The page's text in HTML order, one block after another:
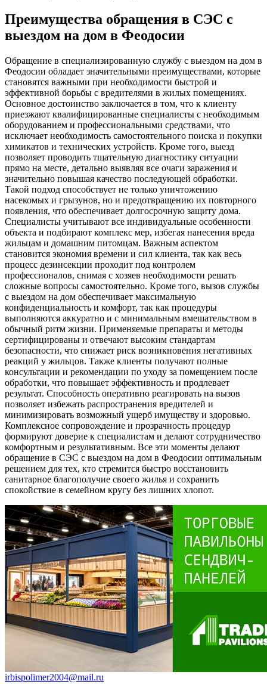
Преимущества обращения в СЭС с
выездом на дом в Феодосии
Обращение в специализированную службу с выездом на дом в
Феодосии обладает значительными преимуществами, которые
становятся важными при необходимости быстрой и
эффективной борьбы с вредителями в жилых помещениях.
Основное достоинство заключается в том, что к клиенту
приезжают квалифицированные специалисты с необходимым
оборудованием и профессиональными средствами, что
исключает необходимость самостоятельного поиска и покупки
химикатов и технических устройств. Кроме того, выезд
позволяет проводить тщательную диагностику ситуации
прямо на месте, детально выявляя все очаги заражения и
значительно повышая качество последующей обработки.
Такой подход способствует не только уничтожению
насекомых и грызунов, но и предотвращению их повторного
появления, что обеспечивает долгосрочную защиту дома.
Специалисты учитывают все индивидуальные особенности
объекта и подбирают комплекс мер, избегая нанесения вреда
жильцам и домашним питомцам. Важным аспектом
становится экономия времени и сил клиента, так как весь
процесс дезинсекции проходит под контролем
профессионалов, снимая с хозяев необходимости решать
сложные вопросы самостоятельно. Кроме того, вызов службы
с выездом на дом обеспечивает максимальную
конфиденциальность и комфорт, так как процедуры
выполняются аккуратно и с минимальным вмешательством в
обычный ритм жизни. Применяемые препараты и методы
сертифицированы и отвечают высоким стандартам
безопасности, что снижает риск возникновения негативных
реакций у жильцов. Также клиенты получают полные
консультации и рекомендации по уходу за помещением после
обработки, что повышает эффективность и продлевает
результат. Способность оперативно реагировать на вызов
позволяет избежать распространения вредителей и
минимизировать возможный ущерб имуществу и здоровью.
Комплексное сопровождение и прозрачность процедур
формируют доверие к специалистам и делают сотрудничество
комфортным и результативным. Все эти моменты делают
обращение в СЭС с выездом на дом в Феодосии оптимальным
решением для тех, кто стремится быстро восстановить
санитарное благополучие своего жилья и сохранить
спокойствие в семейном кругу без лишних хлопот.
irbispolimer2004@mail.ru